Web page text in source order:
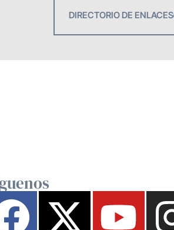
DIRECTORIO DE ENLACES